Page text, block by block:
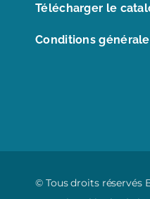
Télécharger le
Conditions
© Tous droits réservés